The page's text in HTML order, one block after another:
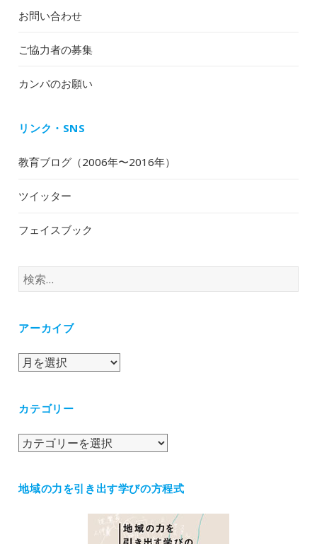
お問い合わせ
ご協力者の募集
カンパのお願い
リンク・SNS
教育ブログ（2006年〜2016年）
ツイッター
フェイスブック
検
索:
アーカイブ
ア
イ
カテゴリー
カ
リ
地域の力を引き出す学びの方程式